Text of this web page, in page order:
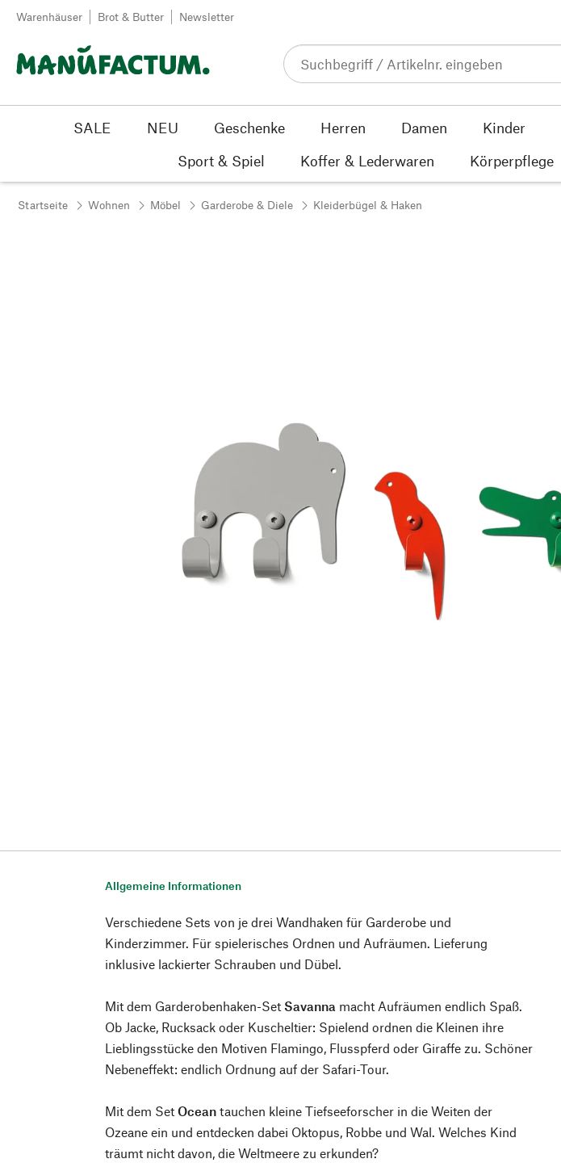
Zum Inhalt springen
Warenhäuser Brot & Butter Newsletter
SALE NEU Geschenke Herren Damen Kinder
Sport & Spiel
Koffer & Lederwaren Körperpflege
Startseite Wohnen Möbel Garderobe & Diele Kleiderbügel & Haken
Allgemeine Informationen
Verschiedene Sets von je drei Wandhaken für Garderobe und
Kinderzimmer. Für spielerisches Ordnen und Aufräumen. Lieferung
inklusive lackierter Schrauben und Dübel.
Mit dem Garderobenhaken-SetSavanna macht Aufräumen endlich Spaß.
Ob Jacke, Rucksack oder Kuscheltier: Spielend ordnen die Kleinen ihre
Lieblingsstücke den Motiven Flamingo, Flusspferd oder Giraffe zu. Schöner
Nebeneffekt: endlich Ordnung auf der Safari-Tour.
Mit dem SetOceantauchen kleine Tiefseeforscher in die Weiten der
Ozeane ein und entdecken dabei Oktopus, Robbe und Wal. Welches Kind
träumt nicht davon, die Weltmeere zu erkunden?